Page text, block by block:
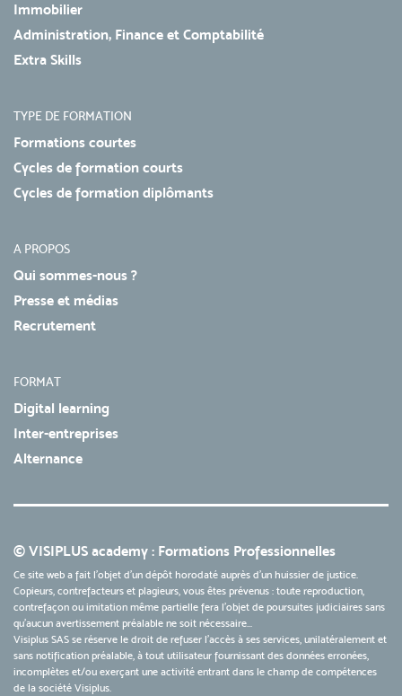
Immobilier
Administration, Finance et Comptabilité
Extra Skills
TYPE DE FORMATION
Formations courtes
Cycles de formation courts
Cycles de formation diplômants
A PROPOS
Qui sommes-nous ?
Presse et médias
Recrutement
FORMAT
Digital learning
Inter-entreprises
Alternance
© VISIPLUS academy : Formations Professionnelles
Ce site web a fait l'objet d'un dépôt horodaté auprès d'un huissier de justice.
Copieurs, contrefacteurs et plagieurs, vous êtes prévenus : toute reproduction,
contrefaçon ou imitation même partielle fera l'objet de poursuites judiciaires sans
qu’aucun avertissement préalable ne soit nécessaire...
Visiplus SAS se réserve le droit de refuser l'accès à ses services, unilatéralement et
sans notification préalable, à tout utilisateur fournissant des données erronées,
incomplètes et/ou exerçant une activité entrant dans le champ de compétences
de la société Visiplus.